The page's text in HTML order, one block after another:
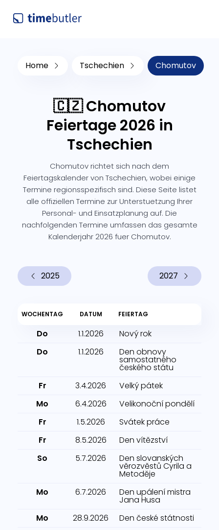
Home Tschechien Chomutov
🇨🇿 Chomutov
Feiertage 2026 in
Tschechien
Chomutov richtet sich nach dem
Feiertagskalender von Tschechien, wobei einige
Termine regionsspezifisch sind. Diese Seite listet
alle offiziellen Termine zur Unterstuetzung Ihrer
Personal- und Einsatzplanung auf. Die
nachfolgenden Termine umfassen das gesamte
Kalenderjahr 2026 fuer Chomutov.
2025 2027
WOCHENTAG DATUM FEIERTAG
Do 1.1.2026
Nový rok
Do
1.1.2026 Den obnovy
samostatného
českého státu
Fr
3.4.2026
Velký pátek
Mo
6.4.2026
Velikonoční pondělí
Fr
1.5.2026
Svátek práce
Fr
8.5.2026
Den vítězství
So
5.7.2026 Den slovanských
věrozvěstů Cyrila a
Metoděje
Mo
6.7.2026 Den upálení mistra
Jana Husa
Mo
28.9.2026
Den české státnosti